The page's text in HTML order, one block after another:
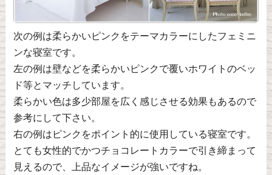
次の例は柔らかいピンクをテーマカラーにしたフェミニ
ンな寝室です。
左の例は壁などを柔らかいピンクで覆いホワイトのベッ
ド等とマッチしています。
柔らかい色は多少部屋を広く感じさせる効果もあるので
参考にして下さい。
右の例はピンクをポイント的に使用している寝室です。
とても女性的でかつチョコレートカラーで引き締まって
見えるので、上品なイメージが強いですね。